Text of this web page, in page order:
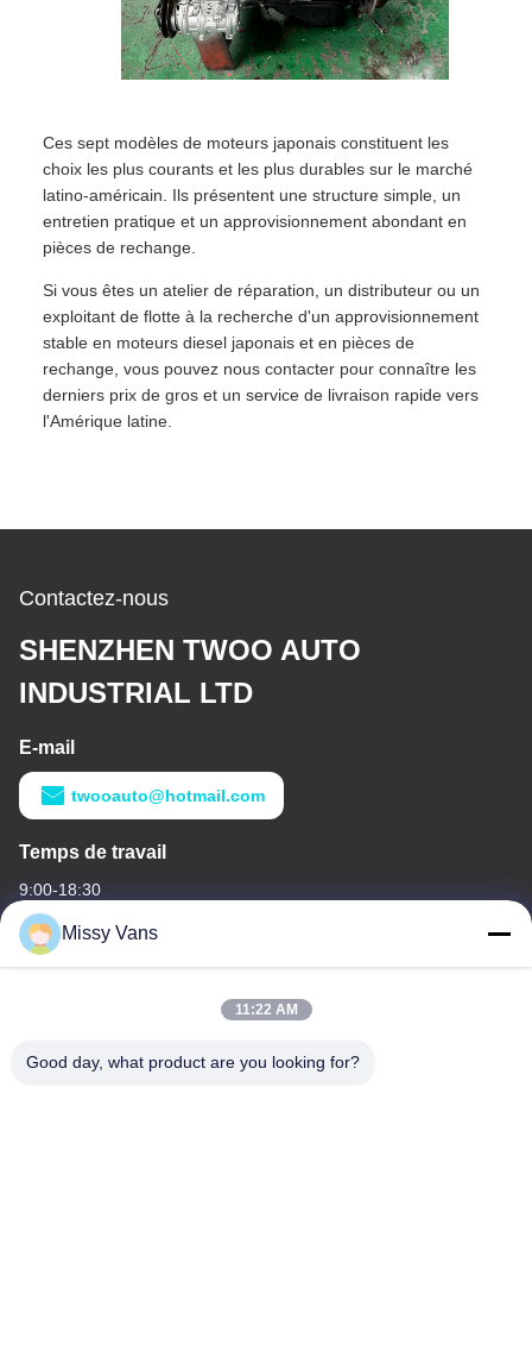
Ces sept modèles de moteurs japonais constituent les
choix les plus courants et les plus durables sur le marché
latino-américain. Ils présentent une structure simple, un
entretien pratique et un approvisionnement abondant en
pièces de rechange.
Si vous êtes un atelier de réparation, un distributeur ou un
exploitant de flotte à la recherche d'un approvisionnement
stable en moteurs diesel japonais et en pièces de
rechange, vous pouvez nous contacter pour connaître les
derniers prix de gros et un service de livraison rapide vers
l'Amérique latine.
Contactez-nous
SHENZHEN TWOO AUTO
INDUSTRIAL LTD
E-mail
twooauto@hotmail.com
Temps de travail
9:00-18:30
Notre adresse
N° 8028, centre industriel Jincheng, rue Lixin Sud, rue Fuyong,
Missy Vans
11:22 AM
Good day, what product are you looking for?